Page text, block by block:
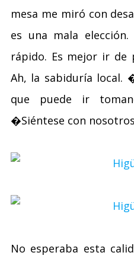
mesa me miró con
es una mala elección.
rápido. Es mejor ir de
Ah, la sabiduría local.
que puede ir
�Siéntese con
No esperaba esta